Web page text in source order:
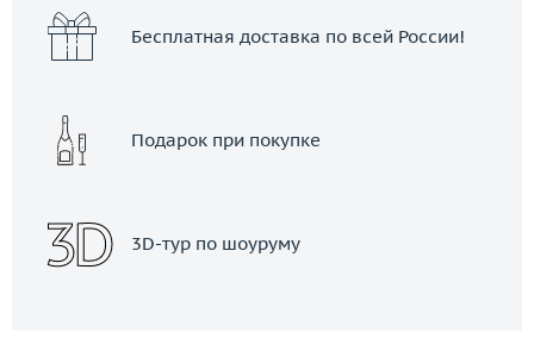
Бесплатная доставка по всей России!
Подарок при покупке
3D-тур по шоуруму